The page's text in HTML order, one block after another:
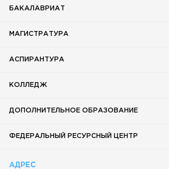
БАКАЛАВРИАТ
МАГИСТРАТУРА
АСПИРАНТУРА
КОЛЛЕДЖ
ДОПОЛНИТЕЛЬНОЕ ОБРАЗОВАНИЕ
ФЕДЕРАЛЬНЫЙ РЕСУРСНЫЙ ЦЕНТР
АДРЕС